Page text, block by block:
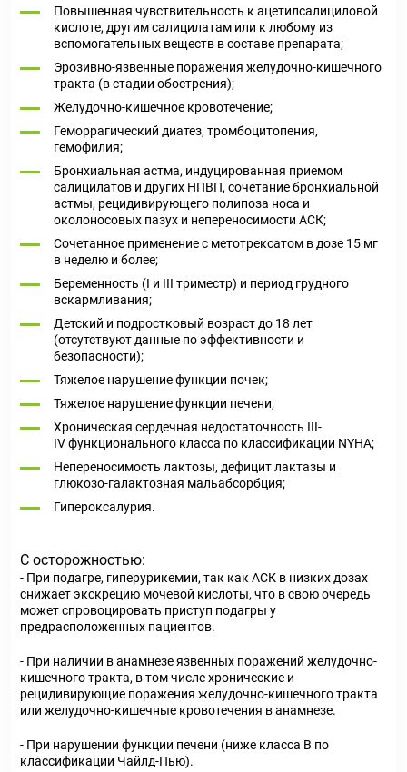
Повышенная чувствительность к ацетилсалициловой
кислоте, другим салицилатам или к любому из
вспомогательных веществ в составе препарата;
Эрозивно-язвенные поражения желудочно-кишечного
тракта (в стадии обострения);
Желудочно-кишечное кровотечение;
Геморрагический диатез, тромбоцитопения,
гемофилия;
Бронхиальная астма, индуцированная приемом
салицилатов и других НПВП, сочетание бронхиальной
астмы, рецидивирующего полипоза носа и
околоносовых пазух и непереносимости АСК;
Сочетанное применение с метотрексатом в дозе 15 мг
в неделю и более;
Беременность (I и III триместр) и период грудного
вскармливания;
Детский и подростковый возраст до 18 лет
(отсутствуют данные по эффективности и
безопасности);
Тяжелое нарушение функции почек;
Тяжелое нарушение функции печени;
Хроническая сердечная недостаточность III-
IV функционального класса по классификации NYHA;
Непереносимость лактозы, дефицит лактазы и
глюкозо-галактозная мальабсорбция;
Гипероксалурия.
С осторожностью:
- При подагре, гиперурикемии, так как АСК в низких дозах
снижает экскрецию мочевой кислоты, что в свою очередь
может спровоцировать приступ подагры у
предрасположенных пациентов.
- При наличии в анамнезе язвенных поражений желудочно-
кишечного тракта, в том числе хронические и
рецидивирующие поражения желудочно-кишечного тракта
или желудочно-кишечные кровотечения в анамнезе.
- При нарушении функции печени (ниже класса В по
классификации Чайлд-Пью).